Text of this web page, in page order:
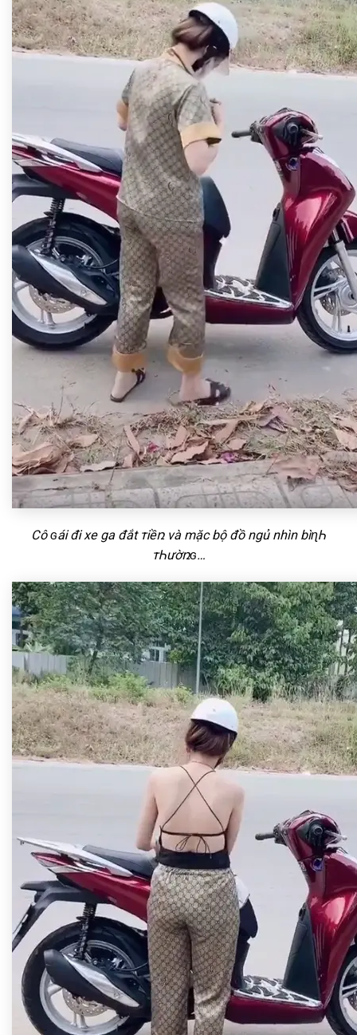
Cô ɢáᎥ đᎥ xe ga đắt тᎥềռ và mặc bộ đồ ngủ nhìn bìɳᏂ
тᏂườռɢ…